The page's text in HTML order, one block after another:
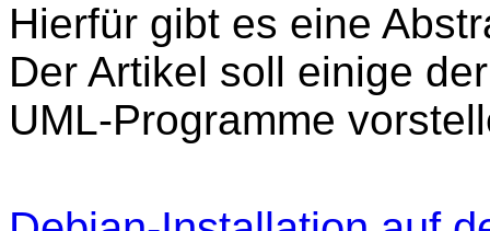
Hierfür gibt es eine
Der Artikel soll einige
UML-Programme